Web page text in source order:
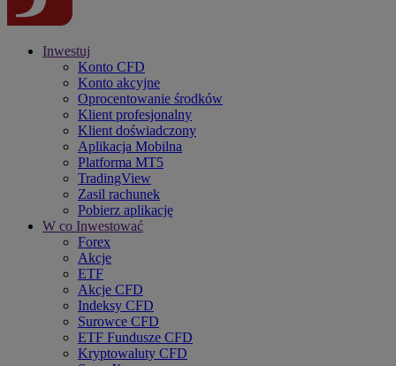
Inwestuj
Konto CFD
Konto akcyjne
Oprocentowanie środków
Klient profesjonalny
Klient doświadczony
Aplikacja Mobilna
Platforma MT5
TradingView
Zasil rachunek
Pobierz aplikację
W co Inwestować
Forex
Akcje
ETF
Akcje CFD
Indeksy CFD
Surowce CFD
ETF Fundusze CFD
Kryptowaluty CFD